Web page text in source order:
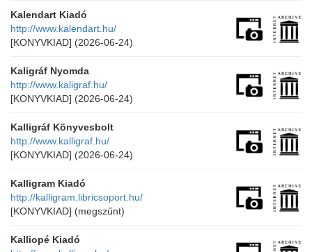
Kalendart Kiadó
http://www.kalendart.hu/
[KONYVKIAD] (2026-06-24)
Kaligráf Nyomda
http://www.kaligraf.hu/
[KONYVKIAD] (2026-06-24)
Kalligráf Könyvesbolt
http://www.kalligraf.hu/
[KONYVKIAD] (2026-06-24)
Kalligram Kiadó
http://kalligram.libricsoport.hu/
[KONYVKIAD] (megszűnt)
Kalliopé Kiadó